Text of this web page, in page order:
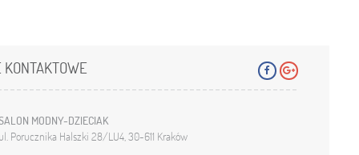
KONTAKTOWE
MODNY-DZIECIAK
ul. Porucznika Halszki 28/LU4, 30-611 Kraków